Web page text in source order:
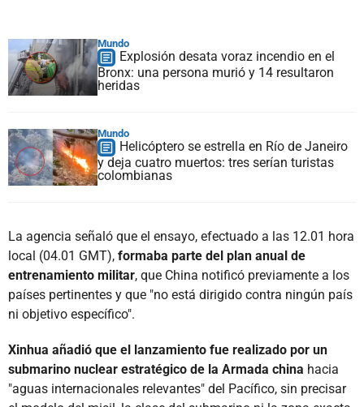
Mundo
Explosión desata voraz incendio en el
Bronx: una persona murió y 14 resultaron
heridas
Mundo
Helicóptero se estrella en Río de Janeiro
y deja cuatro muertos: tres serían turistas
colombianas
La agencia señaló que el ensayo, efectuado a las 12.01 hora
local (04.01 GMT), formaba parte del plan anual de
entrenamiento militar, que China notificó previamente a los
países pertinentes y que "no está dirigido contra ningún país
ni objetivo específico".
Xinhua añadió que el lanzamiento fue realizado por un
submarino nuclear estratégico de la Armada china hacia
"aguas internacionales relevantes" del Pacífico, sin precisar